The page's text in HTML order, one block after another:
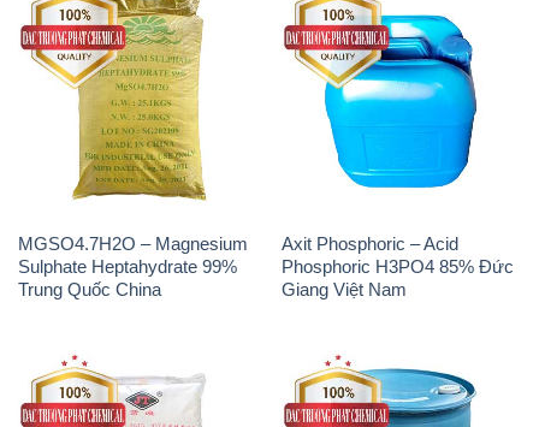
MGSO4.7H2O – Magnesium
Sulphate Heptahydrate 99%
Trung Quốc China
Axit Phosphoric – Acid
Phosphoric H3PO4 85% Đức
Giang Việt Nam